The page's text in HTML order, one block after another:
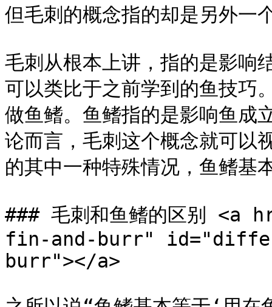
但毛刺的概念指的却是另外一
毛刺从根本上讲，指的是影响
可以类比于之前学到的鱼技巧
做鱼鳍。鱼鳍指的是影响鱼成
论而言，毛刺这个概念就可以
的其中一种特殊情况，鱼鳍基
### 毛刺和鱼鳍的区别
fin-and-burr"
burr"></a>